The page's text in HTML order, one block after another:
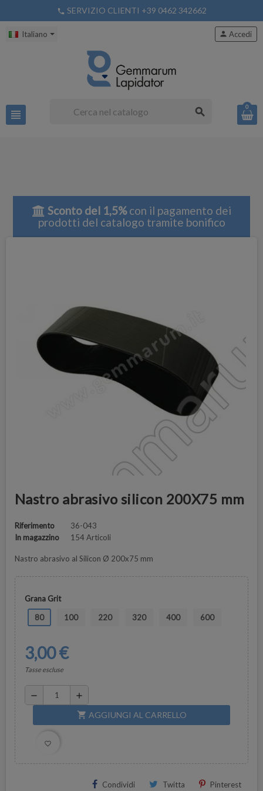
phone SERVIZIO CLIENTI +39 0462 342662
Italiano
view_headline search
person Accedi
0
Sconto del 1,5%con il pagamento dei
prodotti del catalogo tramite bonifico
Nastro abrasivo silicon 200X75 mm
Riferimento
36-043
In magazzino
154 Articoli
Nastro abrasivo al Silicon Ø 200x75 mm
Grana Grit
80
100 220 320 400 600
3,00 €
Tasse escluse
remove add
shopping_cart AGGIUNGI AL CARRELLO
favorite_border
Condividi Twitta Pinterest